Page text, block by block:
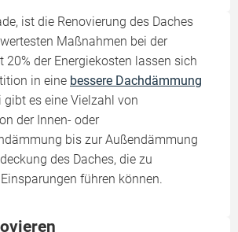
ist die Renovierung des Daches
Maßnahmen bei der
20% der Energiekosten lassen sich
in eine bessere Dachdämmung
gibt es eine Vielzahl von
der Innen- oder
bis zur Außendämmung
des Daches, die zu
führen können.